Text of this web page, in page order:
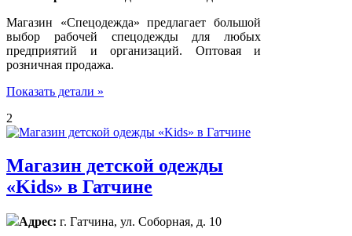
Магазин «Спецодежда» предлагает большой
выбор рабочей спецодежды для любых
предприятий и организаций. Оптовая и
розничная продажа.
Показать детали »
2
Магазин детской одежды
«Kids» в Гатчине
Адрес: г. Гатчина, ул. Соборная, д. 10